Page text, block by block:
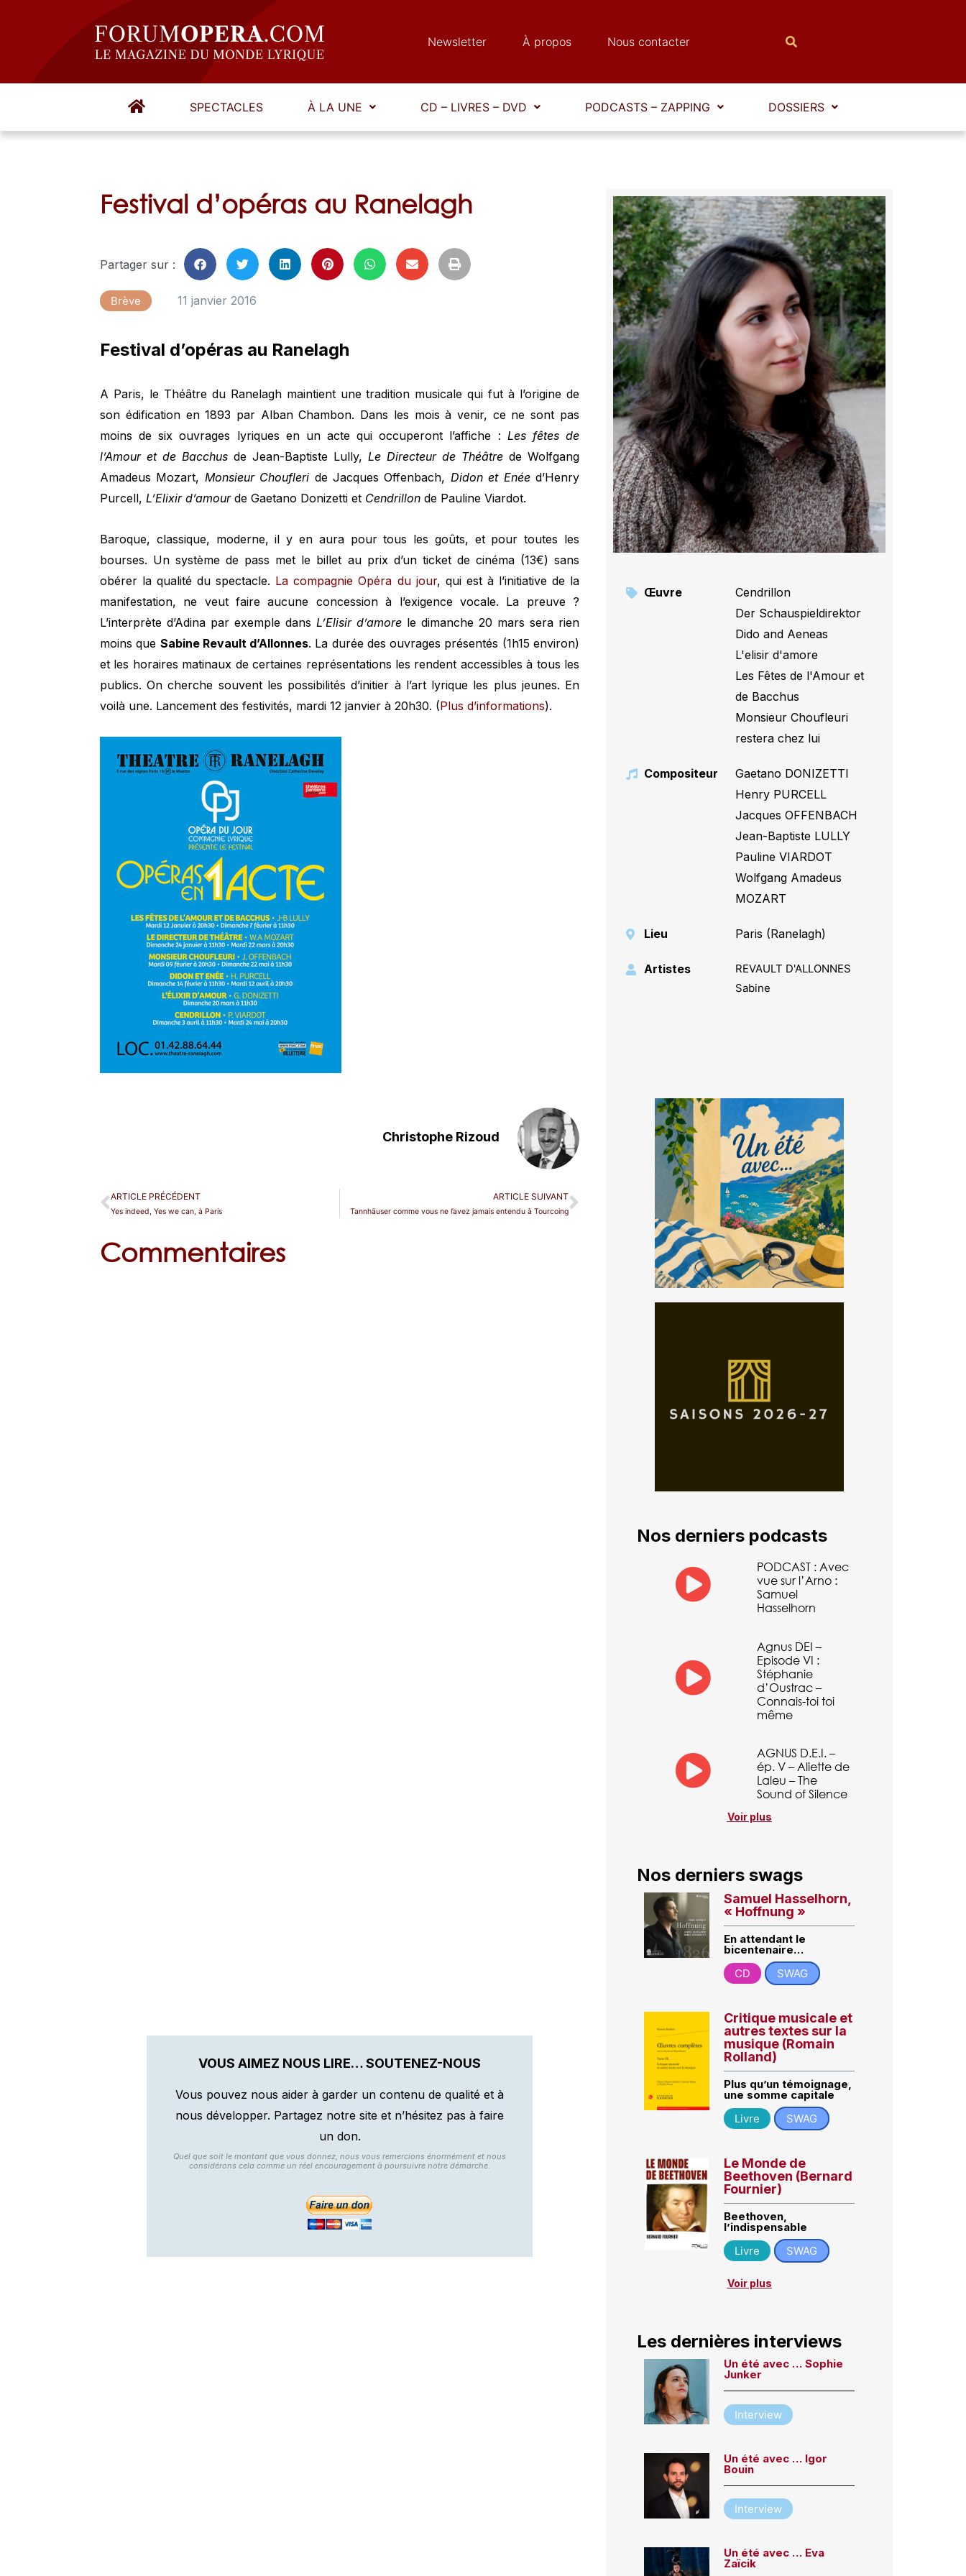
Newsletter À propos Nous contacter
SPECTACLES À LA UNE CD – LIVRES – DVD PODCASTS – ZAPPING DOSSIERS
Festival d’opéras au Ranelagh
Partager sur :
Brève 11 janvier 2016
Festival d’opéras au Ranelagh
A Paris, le Théâtre du Ranelagh maintient une tradition musicale qui fut à l’origine de
son édification en 1893 par Alban Chambon. Dans les mois à venir, ce ne sont pas
moins de six ouvrages lyriques en un acte qui occuperont l’affiche : Les fêtes de
l’Amour et de Bacchus de Jean-Baptiste Lully, Le Directeur de Théâtrede Wolfgang
Amadeus Mozart, Monsieur Choufleri de Jacques Offenbach, Didon et Enéed’Henry
Purcell,L’Elixir d’amourde Gaetano Donizetti et Cendrillonde Pauline Viardot.
Baroque, classique, moderne, il y en aura pour tous les goûts, et pour toutes les
bourses. Un système de pass met le billet au prix d’un ticket de cinéma (13€) sans
obérer la qualité du spectacle. La compagnie Opéra du jour, qui est à l’initiative de la
manifestation, ne veut faire aucune concession à l’exigence vocale. La preuve ?
L’interprète d’Adina par exemple dansL’Elisir d’amore le dimanche 20 mars sera rien
moins que Sabine Revault d’Allonnes. La durée des ouvrages présentés (1h15 environ)
et les horaires matinaux de certaines représentations les rendent accessibles à tous les
publics. On cherche souvent les possibilités d’initier à l’art lyrique les plus jeunes. En
voilà une. Lancement des festivités, mardi 12 janvier à 20h30. (Plus d’informations).
Christophe Rizoud
ARTICLE PRÉCÉDENT
Yes indeed, Yes we can, à Paris
ARTICLE SUIVANT
Tannhäuser comme vous ne l’avez jamais entendu à Tourcoing
Commentaires
VOUS AIMEZ NOUS LIRE… SOUTENEZ-NOUS
Vous pouvez nous aider à garder un contenu de qualité et à
nous développer. Partagez notre site et n’hésitez pas à faire
un don.
Quel que soit le montant que vous donnez, nous vous remercions énormément et nous
considérons cela comme un réel encouragement à poursuivre notre démarche.
Œuvre Cendrillon
Der Schauspieldirektor
Dido and Aeneas
L'elisir d'amore
Les Fêtes de l'Amour et
de Bacchus
Monsieur Choufleuri
restera chez lui
Compositeur Gaetano DONIZETTI
Henry PURCELL
Jacques OFFENBACH
Jean-Baptiste LULLY
Pauline VIARDOT
Wolfgang Amadeus
MOZART
Lieu Paris (Ranelagh)
Artistes
REVAULT D'ALLONNES
Sabine
Nos derniers podcasts
PODCAST : Avec
vue sur l’Arno :
Samuel
Hasselhorn
Agnus DEI –
Episode VI :
Stéphanie
d’Oustrac –
Connais-toi toi
même
AGNUS D.E.I. –
ép. V – Aliette de
Laleu – The
Sound of Silence
Voir plus
Nos derniers swags
Samuel Hasselhorn,
« Hoffnung »
En attendant le
bicentenaire…
CD
SWAG
Critique musicale et
autres textes sur la
musique (Romain
Rolland)
Plus qu’un témoignage,
une somme capitale
Livre
SWAG
Le Monde de
Beethoven (Bernard
Fournier)
Beethoven,
l’indispensable
Livre
SWAG
Voir plus
Les dernières interviews
Un été avec … Sophie
Junker
Interview
Un été avec … Igor
Bouin
Interview
Un été avec … Eva
Zaïcik